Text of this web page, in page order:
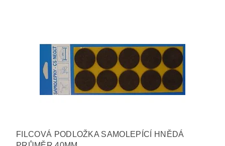
FILCOVÁ PODLOŽKA SAMOLEPÍCÍ HNĚDÁ